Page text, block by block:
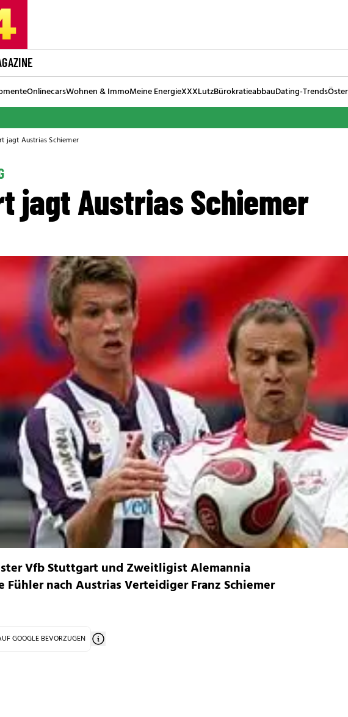
OnlinecarsWohnen & ImmoMeine EnergieXXXLutzBürokratieabbauDating-Trends
jagt Austrias Schiemer
jagt Austrias Schiemer
Vfb Stuttgart und Zweitligist Alemannia
Fühler nach Austrias Verteidiger Franz Schiemer
GOOGLE BEVORZUGEN